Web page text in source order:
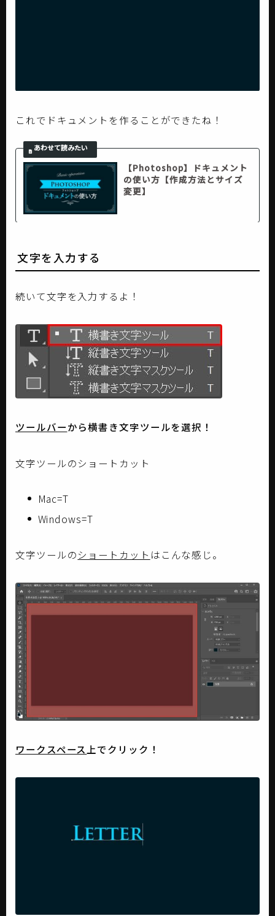
これでドキュメントを作ることができたね！
【Photoshop】ドキュメント
の使い方【作成方法とサイズ
変更】
文字を入力する
続いて文字を入力するよ！
ツールバーから横書き文字ツールを選択！
文字ツールのショートカット
Mac=T
Windows=T
文字ツールのショートカット はこんな感じ。
ワークスペース 上でクリック！